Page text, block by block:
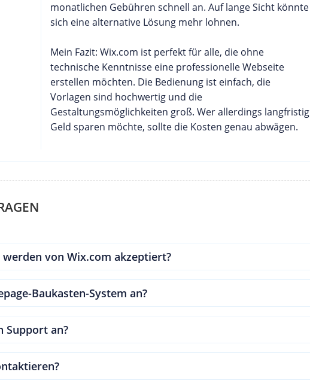
monatlichen Gebühren schnell an. Auf lange Sicht könnte
sich eine alternative Lösung mehr lohnen.
Mein Fazit: Wix.com ist perfekt für alle, die ohne
technische Kenntnisse eine professionelle Webseite
erstellen möchten. Die Bedienung ist einfach, die
Vorlagen sind hochwertig und die
Gestaltungsmöglichkeiten groß. Wer allerdings langfristig
Geld sparen möchte, sollte die Kosten genau abwägen.
von Wix.com akzeptiert?
Baukasten-System an?
Support an?